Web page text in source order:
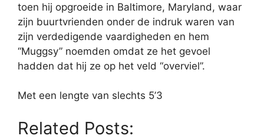
toen hij opgroeide in Baltimore, Maryland, waar
zijn buurtvrienden onder de indruk waren van
zijn verdedigende vaardigheden en hem
“Muggsy” noemden omdat ze het gevoel
hadden dat hij ze op het veld “overviel”.
Met een lengte van slechts 5’3
Related Posts: